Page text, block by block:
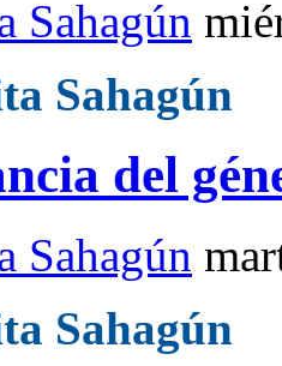
Sahagún
Sahagún
del
Sahagún
Sahagún